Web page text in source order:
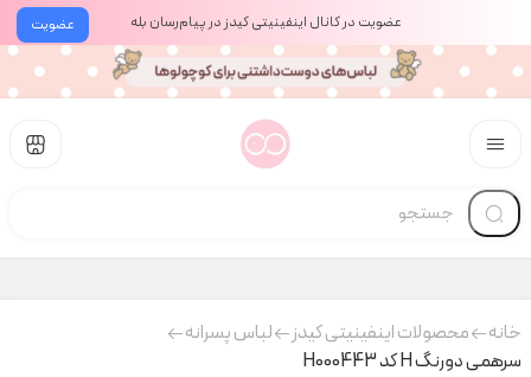
عضویت عضویت در کانال اینفینیتی کیدز در پیام‌رسان بله
خانه محصولات اینفینیتی کیدز
لباس پسرانه
سرهمی دورنگ H کد H000443